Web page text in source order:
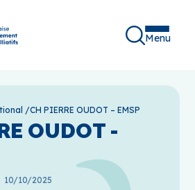
Menu
/CH PIERRE OUDOT – EMSP
OUDOT -
10/10/2025